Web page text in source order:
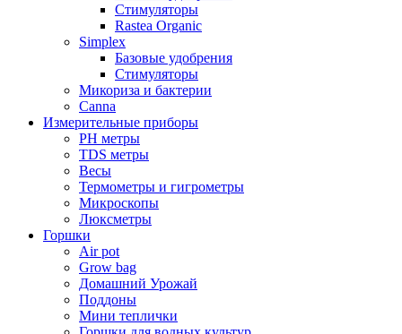
Стимуляторы
Rastea Organic
Simplex
Базовые удобрения
Стимуляторы
Микориза и бактерии
Canna
Измерительные приборы
PH метры
TDS метры
Весы
Термометры и гигрометры
Микроскопы
Люксметры
Горшки
Air pot
Grow bag
Домашний Урожай
Поддоны
Мини теплички